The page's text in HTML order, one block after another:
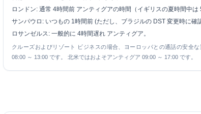
ロンドン: 通常 4時間前 アンティグアの時間（イギリスの夏時間中は
サンパウロ: いつもの 1時間前 (ただし、ブラジルの DST 変更時に確
ロサンゼルス: 一般的に 4時間遅れ アンティグア。
クルーズおよびリゾート ビジネスの場合、ヨーロッパとの通話の安全
08:00 ～ 13:00 です。 北米ではおよそアンティグア 09:00 ～ 17:00 です。